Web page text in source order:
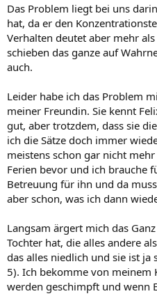
Das Problem liegt bei uns
hat, da er den
Verhalten deutet aber mehr
schieben das ganze auf
auch.
Leider habe ich das Problem
meiner Freundin. Sie kennt
gut, aber trotzdem, dass sie
ich die Sätze doch immer
meistens schon gar nicht
Ferien bevor und ich brauche
Betreuung für ihn und da
aber schon, was ich dann
Langsam ärgert mich das
Tochter hat, die alles andere
das alles niedlich und sie ist
5). Ich bekomme von meinem
werden geschimpft und wenn